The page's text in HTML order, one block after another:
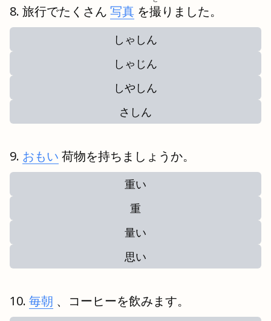
旅行でたくさん 写真 を撮りました。
しゃしん
しゃじん
しやしん
さしん
おもい 荷物を持ちましょうか。
重い
重
量い
思い
毎朝 、コーヒーを飲みます。